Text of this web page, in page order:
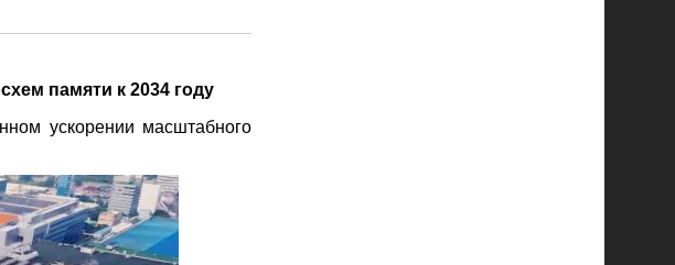
памяти к 2034 году
ускорении масштабного